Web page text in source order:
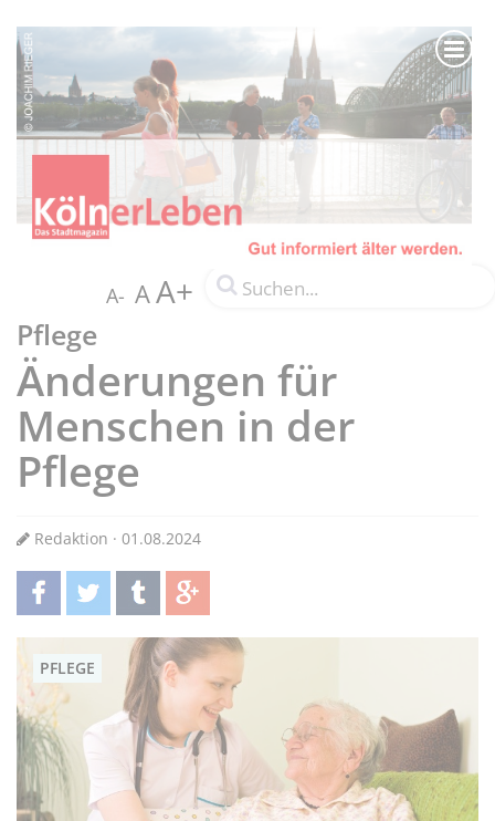
A- AA+
Pflege
Änderungen für
Menschen in der
Pflege
Redaktion · 01.08.2024
teilentwittern teilen teilen
PFLEGE